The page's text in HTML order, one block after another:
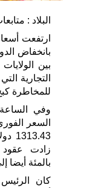
البلاد :
ارتفعت
بانخفاض
بين
التجارية
للمخاطرة
بالمئة أيضا إلى 1316.6 دولار
كان